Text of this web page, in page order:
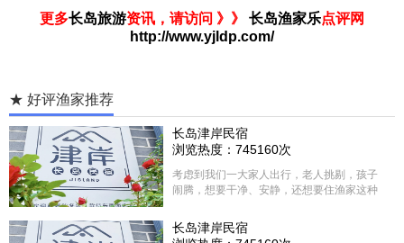
更多长岛旅游资讯，请访问 》》 长岛渔家乐点评网
http://www.yjldp.com/
★ 好评渔家推荐
长岛津岸民宿
浏览热度：745160次
考虑到我们一大家人出行，老人挑剔，孩子
闹腾，想要干净、安静，还想要住渔家这种
选择津岸民宿，实际体验客房很干净，饭菜
方面家里老人也很满意，整体饭菜给搭配的
长岛津岸民宿